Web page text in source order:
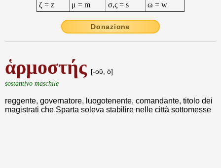
ζ = z
μ = m
σ,ς = s
ω = w
Donazione
ἁρμοστής [-οῦ, ὁ]
sostantivo maschile
reggente, governatore, luogotenente, comandante, titolo dei
magistrati che Sparta soleva stabilire nelle città sottomesse